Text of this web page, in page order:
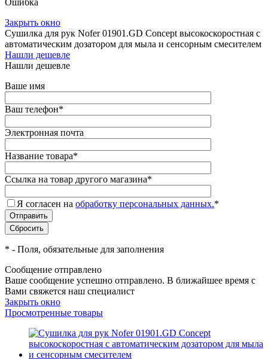
Закрыть окно
Сушилка для рук Nofer 01901.GD Concept высокоскоростная с
автоматическим дозатором для мыла и сенсорным смесителем
Нашли дешевле
Нашли дешевле
Ваше имя
Ваш телефон*
Электронная почта
Название товара*
Ссылка на товар другого магазина*
Я согласен на обработку персональных данных.*
* - Поля, обязательные для заполнения
Сообщение отправлено
Ваше сообщение успешно отправлено. В ближайшее время с
Вами свяжется наш специалист
Закрыть окно
Просмотренные товары